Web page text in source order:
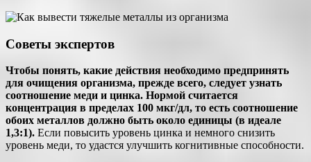
Советы экспертов
Чтобы понять, какие действия необходимо предпринять
для очищения организма, прежде всего, следует узнать
соотношение меди и цинка. Нормой считается
концентрация в пределах 100 мкг/дл, то есть соотношение
обоих металлов должно быть около единицы (в идеале
1,3:1). Если повысить уровень цинка и немного снизить
уровень меди, то удастся улучшить когнитивные способности.